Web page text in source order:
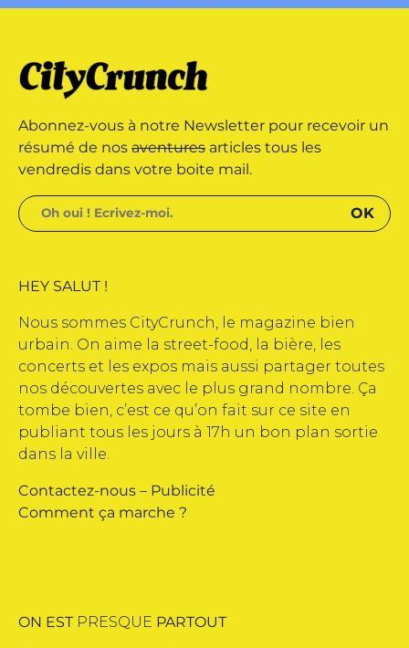
déposée • Tous droits
par Buena Onda Web •
Abonnez-vous à notre Newsletter pour recevoir un
résumé de nos aventures articles tous les
vendredis dans votre boite mail.
HEY SALUT !
Nous sommes CityCrunch, le magazine bien
urbain. On aime la street-food, la bière, les
concerts et les expos mais aussi partager toutes
nos découvertes avec le plus grand nombre. Ça
tombe bien, c’est ce qu’on fait sur ce site en
publiant tous les jours à 17h un bon plan sortie
dans la ville.
Contactez-nous – Publicité
Comment ça marche ?
ON EST PRESQUE PARTOUT